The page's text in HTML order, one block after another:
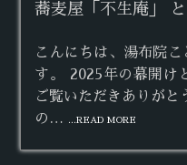
蕎麦屋「不生庵」
こんにちは、湯布院
す。 2025年の幕開け
ご覧いただきありが
の…
...READ MORE